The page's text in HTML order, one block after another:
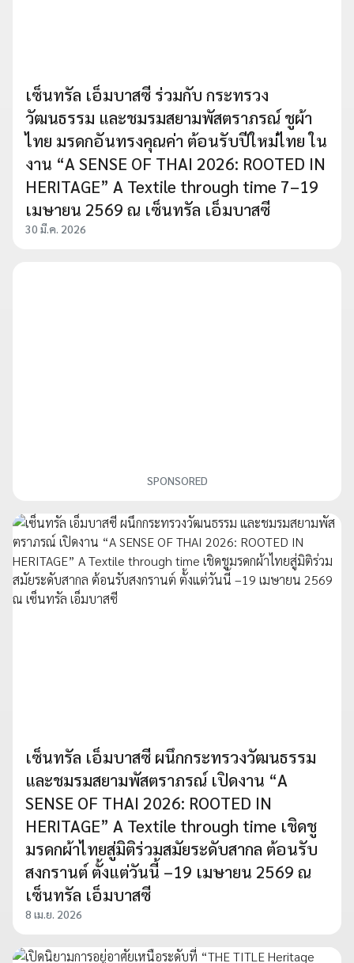
เซ็นทรัล เอ็มบาสซี ร่วมกับ กระทรวง
วัฒนธรรม และชมรมสยามพัสตราภรณ์ ชูผ้า
ไทย มรดกอันทรงคุณค่า ต้อนรับปีใหม่ไทย ใน
งาน “A SENSE OF THAI 2026: ROOTED IN
HERITAGE” A Textile through time 7–19
เมษายน 2569 ณ เซ็นทรัล เอ็มบาสซี
30 มี.ค. 2026
SPONSORED
เซ็นทรัล เอ็มบาสซี ผนึกกระทรวงวัฒนธรรม
และชมรมสยามพัสตราภรณ์ เปิดงาน “A
SENSE OF THAI 2026: ROOTED IN
HERITAGE” A Textile through time เชิดชู
มรดกผ้าไทยสู่มิติร่วมสมัยระดับสากล ต้อนรับ
สงกรานต์ ตั้งแต่วันนี้ –19 เมษายน 2569 ณ
เซ็นทรัล เอ็มบาสซี
8 เม.ย. 2026